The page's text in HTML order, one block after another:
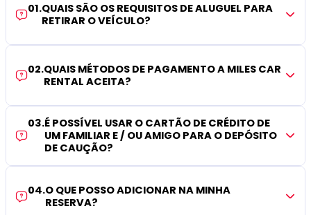
01.QUAIS SÃO OS REQUISITOS DE ALUGUEL PARA
RETIRAR O VEÍCULO?
02.QUAIS MÉTODOS DE PAGAMENTO A MILES CAR
RENTAL ACEITA?
03.É POSSÍVEL USAR O CARTÃO DE CRÉDITO DE
UM FAMILIAR E / OU AMIGO PARA O DEPÓSITO
DE CAUÇÃO?
04.O QUE POSSO ADICIONAR NA MINHA
RESERVA?